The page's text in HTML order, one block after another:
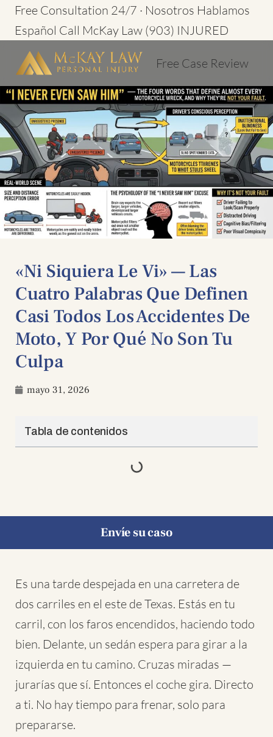
contenido
Free Consultation 24/7 · Nosotros Hablamos
Español Call McKay Law (903) INJURED
Free Case Review
«Ni Siquiera Le Vi» — Las
Cuatro Palabras Que Definen
Casi Todos Los Accidentes De
Moto, Y Por Qué No Son Tu
Culpa
mayo 31, 2026
Tabla de contenidos
Envíe su caso
Es una tarde despejada en una carretera de
dos carriles en el este de Texas. Estás en tu
carril, con los faros encendidos, haciendo todo
bien. Delante, un sedán espera para girar a la
izquierda en tu camino. Cruzas miradas —
jurarías que sí. Entonces el coche gira. Directo
a ti. No hay tiempo para frenar, solo para
prepararse.